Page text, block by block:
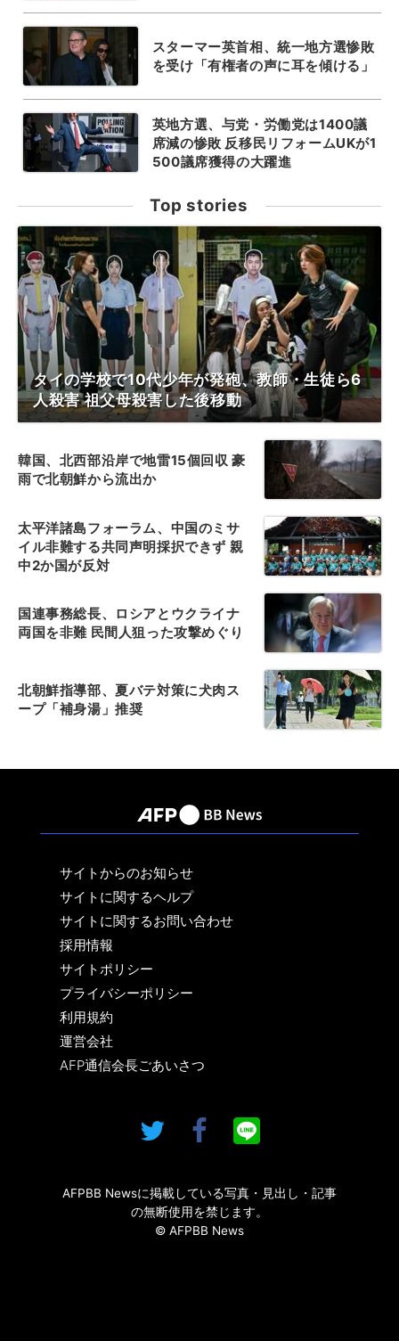
スターマー英首相、統一地方選惨敗
を受け「有権者の声に耳を傾ける」
英地方選、与党・労働党は1400議
席減の惨敗 反移民リフォームUKが1
500議席獲得の大躍進
Top stories
タイの学校で10代少年が発砲、教師・生徒ら6
人殺害 祖父母殺害した後移動
韓国、北西部沿岸で地雷15個回収 豪
雨で北朝鮮から流出か
太平洋諸島フォーラム、中国のミサ
イル非難する共同声明採択できず 親
中2か国が反対
国連事務総長、ロシアとウクライナ
両国を非難 民間人狙った攻撃めぐり
北朝鮮指導部、夏バテ対策に犬肉ス
ープ「補身湯」推奨
サイトからのお知らせ
サイトに関するヘルプ
サイトに関するお問い合わせ
採用情報
サイトポリシー
プライバシーポリシー
利用規約
運営会社
AFP通信会長ごあいさつ
AFPBB Newsに掲載している写真・見出し・記事
の無断使用を禁じます。
© AFPBB News